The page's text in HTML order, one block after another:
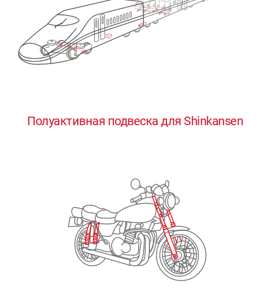
Полуактивная подвеска для Shinkansen
0
3
4
0
2
3
4
0
2
3
4
0
2
3
4
0
3
4